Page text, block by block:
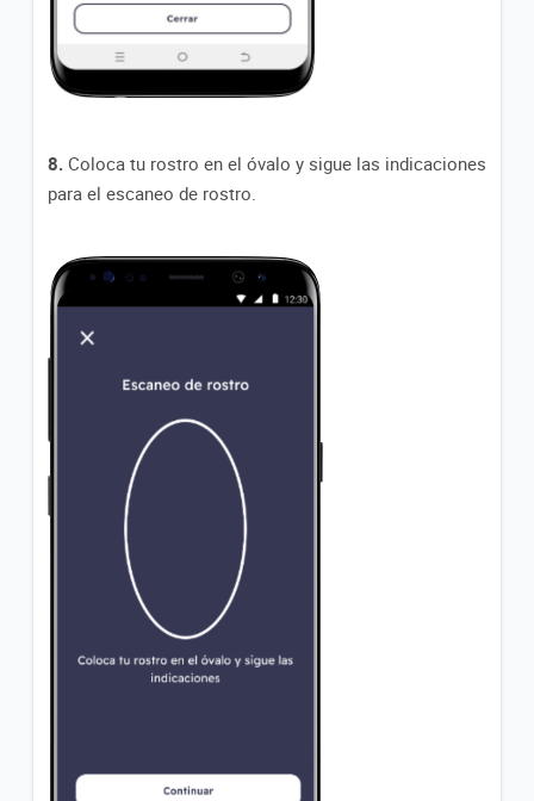
8. Coloca tu rostro en el óvalo y sigue las indicaciones
para el escaneo de rostro.